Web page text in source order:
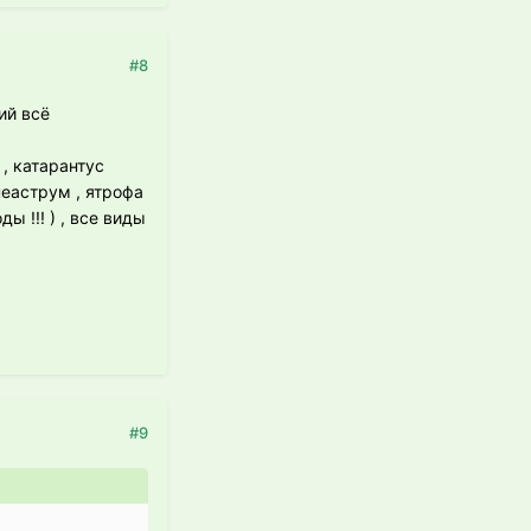
#8
всё
катарантус
, ятрофа
!!! ) , все виды
#9